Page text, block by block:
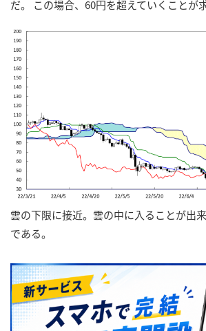
だ。 この場合、60円を超えていくことが
雲の下限に接近。雲の中に入ることが出
である。